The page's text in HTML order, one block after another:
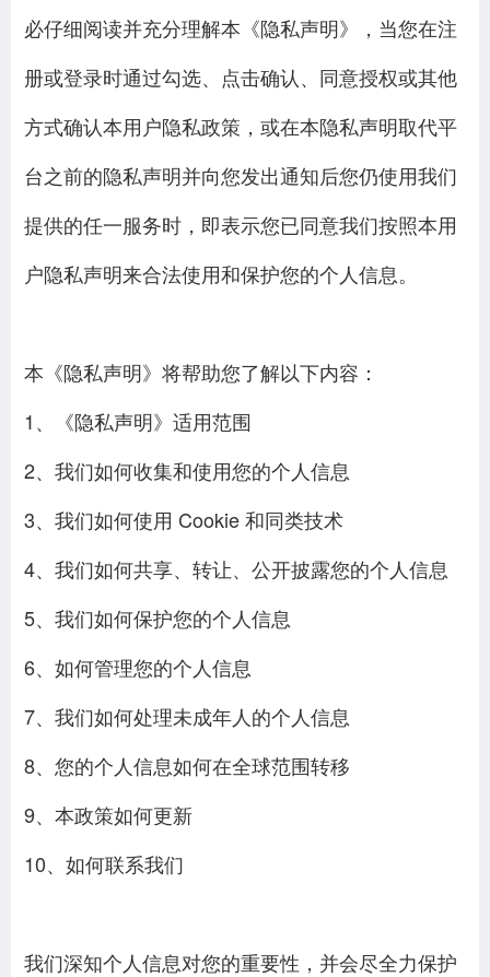
必仔细阅读并充分理解本《隐私声明》，当您在注
册或登录时通过勾选、点击确认、同意授权或其他
方式确认本用户隐私政策，或在本隐私声明取代平
台之前的隐私声明并向您发出通知后您仍使用我们
提供的任一服务时，即表示您已同意我们按照本用
户隐私声明来合法使用和保护您的个人信息。
本《隐私声明》将帮助您了解以下内容：
1、《隐私声明》适用范围
2、我们如何收集和使用您的个人信息
3、我们如何使用 Cookie 和同类技术
4、我们如何共享、转让、公开披露您的个人信息
5、我们如何保护您的个人信息
6、如何管理您的个人信息
7、我们如何处理未成年人的个人信息
8、您的个人信息如何在全球范围转移
9、本政策如何更新
10、如何联系我们
我们深知个人信息对您的重要性，并会尽全力保护